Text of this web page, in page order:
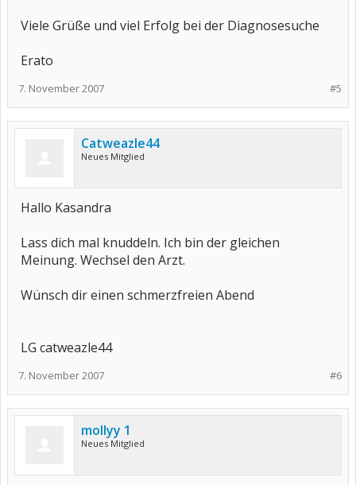
Viele Grüße und viel Erfolg bei der Diagnosesuche
Erato
#5
7. November 2007
Catweazle44
Neues Mitglied
Hallo Kasandra
Lass dich mal knuddeln. Ich bin der gleichen
Meinung. Wechsel den Arzt.
Wünsch dir einen schmerzfreien Abend
LG catweazle44
#6
7. November 2007
mollyy 1
Neues Mitglied